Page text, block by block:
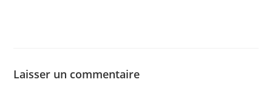
Laisser un commentaire